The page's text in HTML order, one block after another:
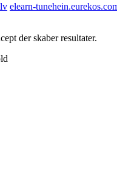
elearn-
der skaber resultater.